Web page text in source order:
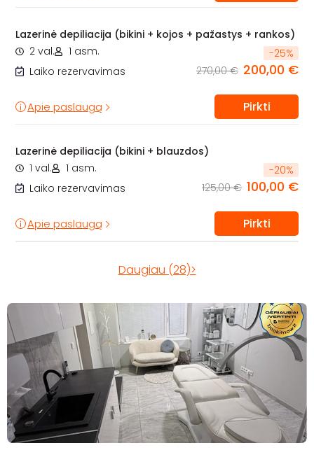
Lazerinė depiliacija (bikini + kojos + pažastys + rankos)
2 val.
1 asm.
Laiko rezervavimas
-25%
270,00 € 200,00 €
Apie paslaugą Pirkti
Lazerinė depiliacija (bikini + blauzdos)
1 val.
1 asm.
Laiko rezervavimas
-20%
125,00 € 100,00 €
Apie paslaugą Pirkti
Daugiau (28)>